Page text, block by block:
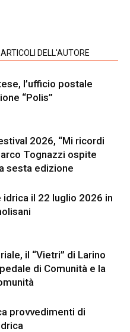
DELL'AUTORE
l’ufficio postale
“Polis”
2026, “Mi ricordi
Tognazzi ospite
sesta edizione
il 22 luglio 2026 in
il “Vietri” di Larino
di Comunità e la
provvedimenti di